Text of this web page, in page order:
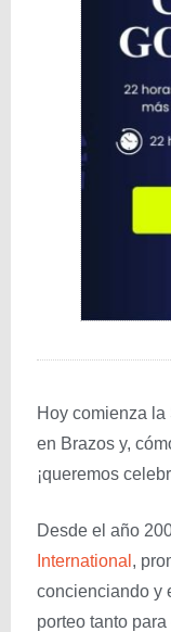
Hoy comienza
en Brazos y,
¡queremos
Desde el año
International ,
concienciando y
porteo tanto